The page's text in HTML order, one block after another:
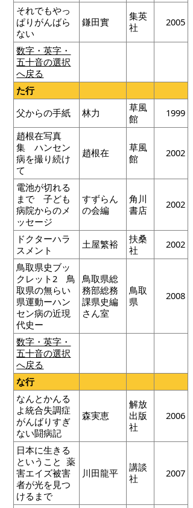
それでもやっ
ぱりがんばら
ない
鎌田實
集英
社
2005
数字・英字・
五十音の選択
へ戻る
た行
父からの手紙
林力
草風
館
1999
趙根在写真
集 ハンセン
病を撮り続け
て
趙根在
草風
館
2002
電池が切れる
まで 子ども
病院からのメ
ッセージ
すずらん
の会編
角川
書店
2002
ドクターハラ
スメント
土屋繁裕
扶桑
社
2002
鳥取県史ブッ
クレット2 鳥
取県の無らい
県運動ーハン
セン病の近現
代史ー
鳥取県総
務部総務
課県史編
さん室
鳥取
県
2008
数字・英字・
五十音の選択
へ戻る
な行
なんとかんる
よ統合失調症
がんばりすぎ
ない闘病記
森実恵
解放
出版
社
2006
日本に生きる
ということ 薬
害エイズ被害
者が光を見つ
けるまで
川田龍平
講談
社
2007